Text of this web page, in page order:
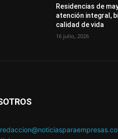
Residencias de
atención integral,
calidad de vida
16 julio, 2026